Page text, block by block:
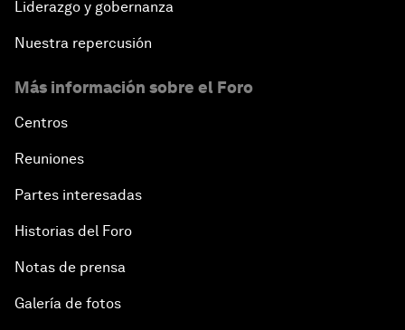
From 2015 to 2063: Accelerating Africa's
An Insight, An Idea with Tony Elumelu
Global Growth Companies Award Ceremony
Africa Growth Outlook
Liderazgo y gobernanza
Nuestra repercusión
Más información sobre el Foro
Centros
Reuniones
Partes interesadas
Historias del Foro
Notas de prensa
Galería de fotos